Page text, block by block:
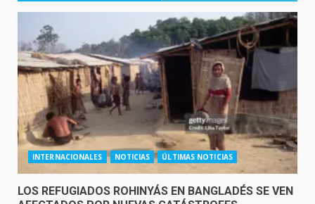
INTERNACIONALES NOTICIAS ÚLTIMAS NOTICIAS
LOS REFUGIADOS ROHINYÁS EN BANGLADÉS SE VEN